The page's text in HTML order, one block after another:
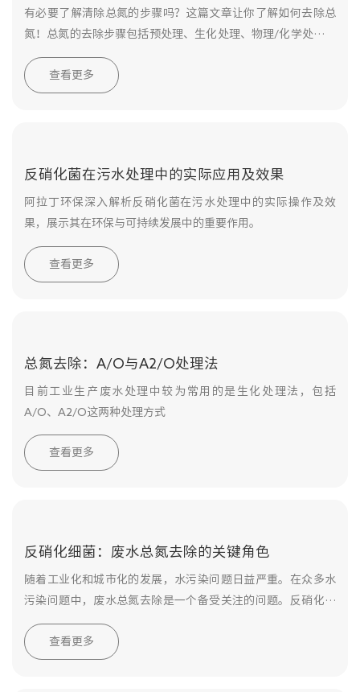
除总氮！
有必要了解清除总氮的步骤吗？这篇文章让你了解如何去除总
氮！总氮的去除步骤包括预处理、生化处理、物理/化学处理和
后处理等方法,通过各种处理手段可以有效地减少污水中的总氮
含量。查看更多
反硝化菌在污水处理中的实际应用及效果
阿拉丁环保深入解析反硝化菌在污水处理中的实际操作及效
果，展示其在环保与可持续发展中的重要作用。
查看更多
总氮去除：A/O与A2/O处理法
目前工业生产废水处理中较为常用的是生化处理法，包括
A/O、A2/O这两种处理方式
查看更多
反硝化细菌：废水总氮去除的关键角色
随着工业化和城市化的发展，水污染问题日益严重。在众多水
污染问题中，废水总氮去除是一个备受关注的问题。反硝化细
菌作为一种有效的生物氮去除方法，越来越受到人们的关注。
本文将详细介绍反硝化细菌在废水总氮去除中的作用。
查看更多